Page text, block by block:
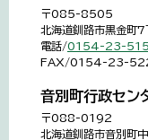
〒085-8505
北海道釧路市黒金町7
電話/0154-23-
FAX/0154-23-
音別町行政セン
〒088-0192
北海道釧路市音別町